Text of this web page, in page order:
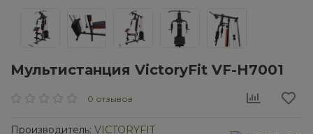
Мультистанция VictoryFit VF-H7001
0 отзывов
Производитель: VICTORYFIT